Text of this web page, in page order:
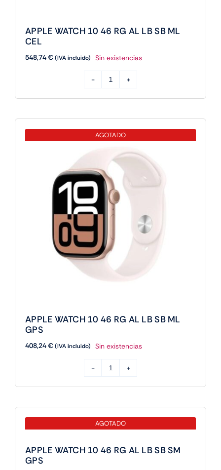
APPLE WATCH 10 46 RG AL LB SB ML
CEL
548,74€(IVA incluido) Sin existencias
WATCH
RG
LB
SB
ML
CEL
cantidad
AGOTADO
APPLE WATCH 10 46 RG AL LB SB ML
GPS
408,24€(IVA incluido) Sin existencias
WATCH
RG
LB
AGOTADO
APPLE WATCH 10 46 RG AL LB SB SM
GPS